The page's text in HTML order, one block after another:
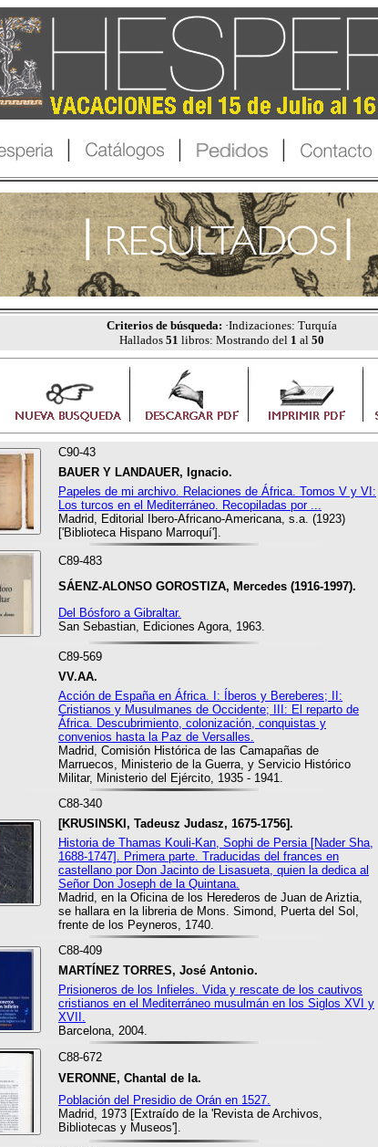
Criterios de búsqueda: ·Indizaciones: Turquía
Hallados 51 libros: Mostrando del 1 al 50
C90-43
BAUER Y LANDAUER, Ignacio.
Papeles de mi archivo. Relaciones de África. Tomos V y VI:
Los turcos en el Mediterráneo. Recopiladas por ...
Madrid, Editorial Ibero-Africano-Americana, s.a. (1923)
['Biblioteca Hispano Marroquí'].
C89-483
SÁENZ-ALONSO GOROSTIZA, Mercedes (1916-1997).
Del Bósforo a Gibraltar.
San Sebastian, Ediciones Agora, 1963.
C89-569
VV.AA.
Acción de España en África. I: Íberos y Bereberes; II:
Cristianos y Musulmanes de Occidente; III: El reparto de
África. Descubrimiento, colonización, conquistas y
convenios hasta la Paz de Versalles.
Madrid, Comisión Histórica de las Camapañas de
Marruecos, Ministerio de la Guerra, y Servicio Histórico
Militar, Ministerio del Ejército, 1935 - 1941.
C88-340
[KRUSINSKI, Tadeusz Judasz, 1675-1756].
Historia de Thamas Kouli-Kan, Sophi de Persia [Nader Sha,
1688-1747]. Primera parte. Traducidas del frances en
castellano por Don Jacinto de Lisasueta, quien la dedica al
Señor Don Joseph de la Quintana.
Madrid, en la Oficina de los Herederos de Juan de Ariztia,
se hallara en la libreria de Mons. Simond, Puerta del Sol,
frente de los Peyneros, 1740.
C88-409
MARTÍNEZ TORRES, José Antonio.
Prisioneros de los Infieles. Vida y rescate de los cautivos
cristianos en el Mediterráneo musulmán en los Siglos XVI y
XVII.
Barcelona, 2004.
C88-672
VERONNE, Chantal de la.
Población del Presidio de Orán en 1527.
Madrid, 1973 [Extraído de la 'Revista de Archivos,
Bibliotecas y Museos'].